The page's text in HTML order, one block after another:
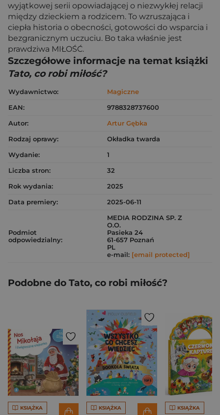
wyjątkowej serii opowiadającej o niezwykłej relacji
między dzieckiem a rodzicem. To wzruszająca i
ciepła historia o obecności, gotowości do wsparcia i
bezgranicznym uczuciu. Bo taka właśnie jest
prawdziwa MIŁOŚĆ.
Szczegółowe informacje na temat książki
Tato, co robi miłość?
Wydawnictwo:
Magiczne
EAN:
9788328737600
Autor:
Artur Gębka
Rodzaj oprawy:
Okładka twarda
Wydanie:
1
Liczba stron:
32
Rok wydania:
2025
Data premiery:
2025-06-11
Podmiot
odpowiedzialny:
MEDIA RODZINA SP. Z
O.O.
Pasieka 24
61-657 Poznań
PL
e-mail: [email protected]
Podobne do Tato, co robi miłość?
KSIĄŻKA KSIĄŻKA KSIĄŻKA